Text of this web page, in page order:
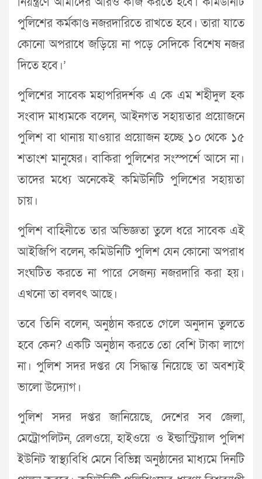
পুলিশের কর্মকাণ্ড নজরদারিতে রাখতে হবে। তারা যাতে
কোনো অপরাধে জড়িয়ে না পড়ে সেদিকে বিশেষ নজর
দিতে হবে।’
পুলিশের সাবেক মহাপরিদর্শক এ কে এম শহীদুল হক
সংবাদ মাধ্যমকে বলেন, আইনগত সহায়তার প্রয়োজনে
পুলিশ বা থানায় যাওয়ার প্রয়োজন হচ্ছে ১০ থেকে ১৫
শতাংশ মানুষের। বাকিরা পুলিশের সংস্পর্শে আসে না।
তাদের মধ্যে অনেকেই কমিউনিটি পুলিশের সহায়তা
চায়।
পুলিশ বাহিনীতে তার অভিজ্ঞতা তুলে ধরে সাবেক এই
আইজিপি বলেন, কমিউনিটি পুলিশ যেন কোনো অপরাধ
সংঘটিত করতে না পারে সেজন্য নজরদারি করা হয়।
এখনো তা বলবৎ আছে।
তবে তিনি বলেন, অনুষ্ঠান করতে গেলে অনুদান তুলতে
হবে কেন? একটি অনুষ্ঠান করতে তো বেশি টাকা লাগে
না। পুলিশ সদর দপ্তর যে সিদ্ধান্ত নিয়েছে তা অবশ্যই
ভালো উদ্যোগ।
পুলিশ সদর দপ্তর জানিয়েছে, দেশের সব জেলা,
মেট্রোপলিটন, রেলওয়ে, হাইওয়ে ও ইন্ডাস্ট্রিয়াল পুলিশ
ইউনিট স্বাস্থ্যবিধি মেনে বিভিন্ন অনুষ্ঠানের মাধ্যমে দিনটি